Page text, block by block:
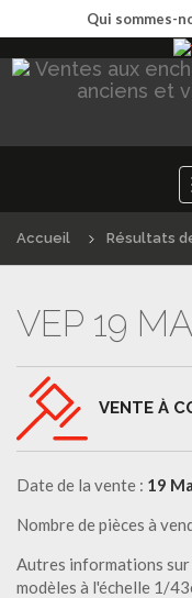
Qui sommes-
Accueil Résultats
VEP 19
VENTE À
Date de la vente : 19
Nombre de pièces à
Autres informations sur
modèles à l'échelle 1/